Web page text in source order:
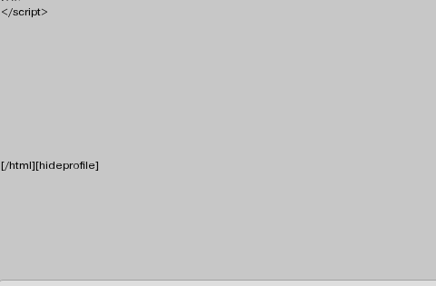
</script>
[/html][hideprofile]